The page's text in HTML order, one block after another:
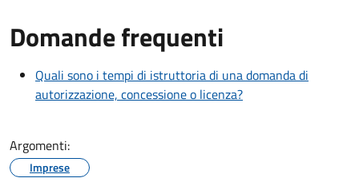
Domande frequenti
Quali sono i tempi di istruttoria di una domanda di
autorizzazione, concessione o licenza?
Argomenti:
Imprese